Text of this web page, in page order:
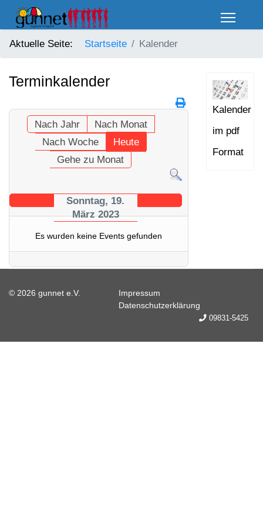
Aktuelle Seite: Startseite Kalender
Terminkalender
Nach Jahr
Nach Monat
Nach Woche
Heute
Gehe zu Monat
Sonntag, 19.
März 2023
Es wurden keine Events gefunden
Kalender
im pdf
Format
© 2026 gunnet e.V.
Impressum
Datenschutzerklärung
09831-5425